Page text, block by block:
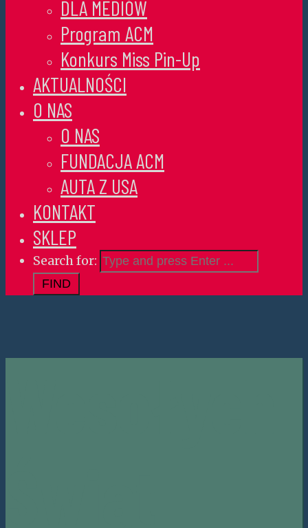
DLA MEDIÓW
Program ACM
Konkurs Miss Pin-Up
AKTUALNOŚCI
O NAS
O NAS
FUNDACJA ACM
AUTA Z USA
KONTAKT
SKLEP
Search for: